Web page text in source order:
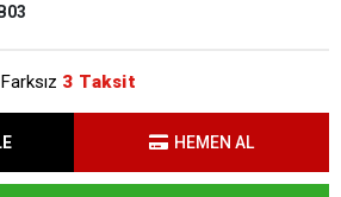
3 Taksit
HEMEN AL